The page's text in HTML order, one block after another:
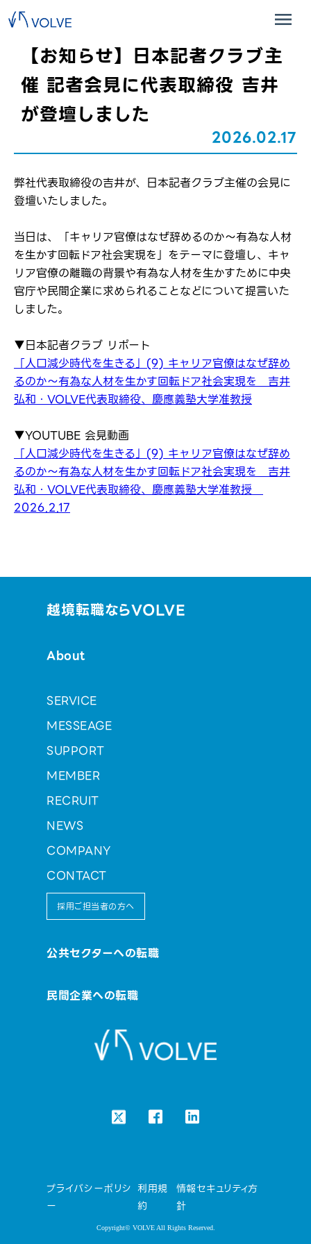
【お知らせ】日本記者クラブ主
催 記者会見に代表取締役 吉井
が登壇しました
2026.02.17
弊社代表取締役の吉井が、日本記者クラブ主催の会見に
登壇いたしました。
当日は、「キャリア官僚はなぜ辞めるのか～有為な人材
を生かす回転ドア社会実現を」をテーマに登壇し、キャ
リア官僚の離職の背景や有為な人材を生かすために中央
官庁や民間企業に求められることなどについて提言いた
しました。
▼日本記者クラブ リポート
「人口減少時代を生きる」(9) キャリア官僚はなぜ辞め
るのか～有為な人材を生かす回転ドア社会実現を 吉井
弘和・VOLVE代表取締役、慶應義塾大学准教授
▼YOUTUBE 会見動画
「人口減少時代を生きる」(9) キャリア官僚はなぜ辞め
るのか～有為な人材を生かす回転ドア社会実現を 吉井
弘和・VOLVE代表取締役、慶應義塾大学准教授
2026.2.17
越境転職ならVOLVE
About
SERVICE
MESSEAGE
SUPPORT
MEMBER
RECRUIT
NEWS
COMPANY
CONTACT
採用ご担当者の方へ
公共セクターへの転職
民間企業への転職
プライバシーポリシ
ー
利用規
約
情報セキュリティ方
針
Copyright© VOLVE All Rights Reserved.